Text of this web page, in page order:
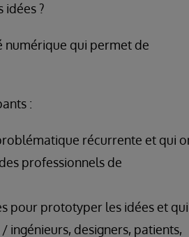
?
numérique qui permet de
:
récurrente et qui
professionnels de
pour prototyper les idées et qui
ingénieurs, designers, patients,